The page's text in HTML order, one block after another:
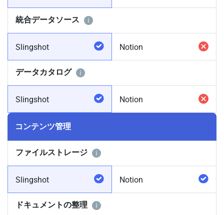
統合データソース
Slingshot Notion
データカタログ
Slingshot Notion
コンテンツ管理
ファイルストレージ
Slingshot Notion
ドキュメントの整理